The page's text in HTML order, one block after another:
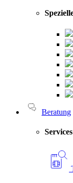
Beratung
Services